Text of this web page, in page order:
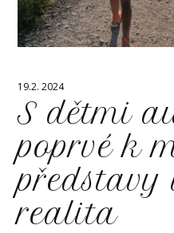
19.2. 2024
S dětmi
poprvé k
představy
realita